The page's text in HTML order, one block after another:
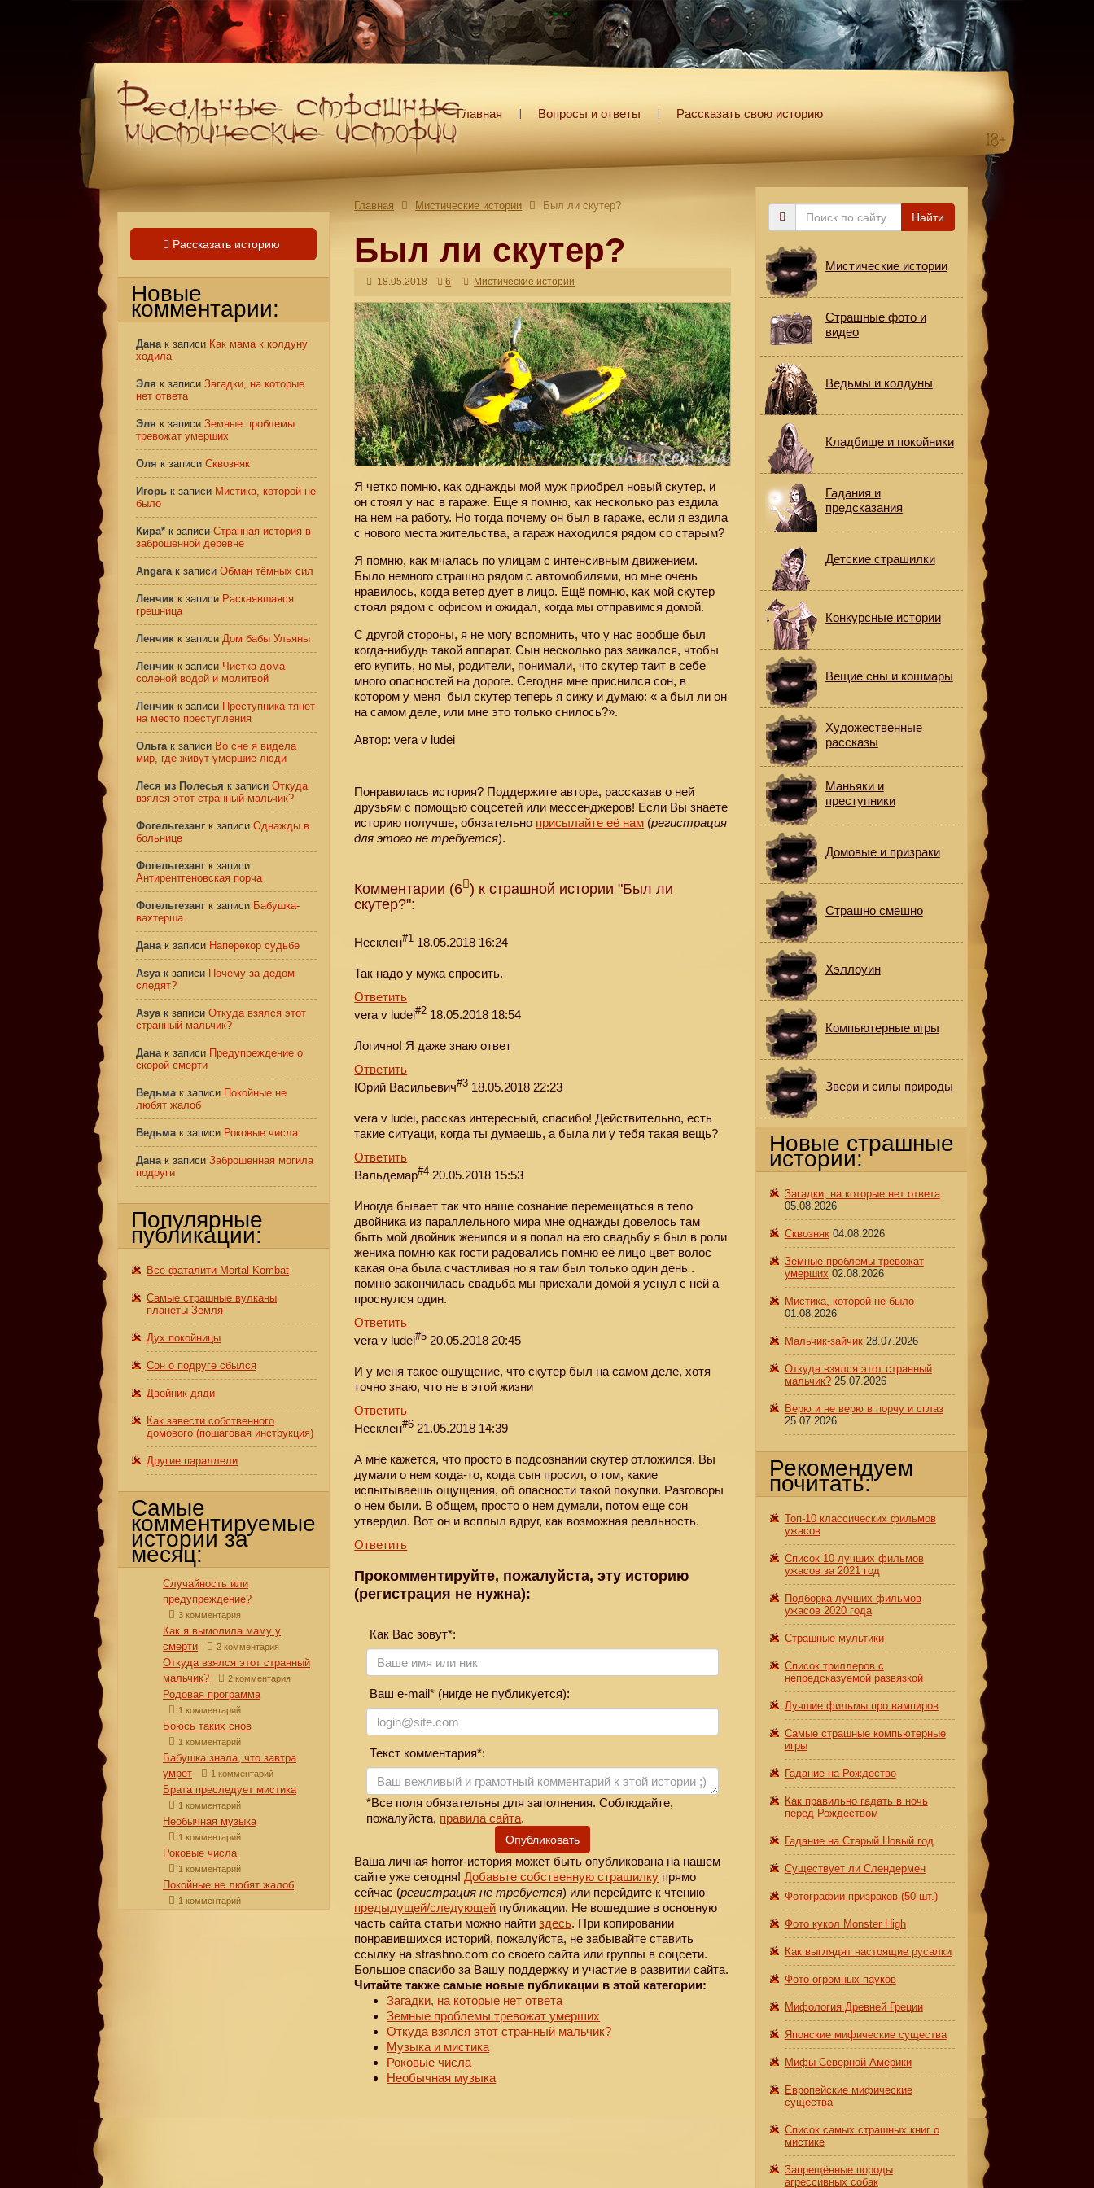
Главная Вопросы и ответы Рассказать свою историю
Главная Мистические истории Был ли скутер?
Был ли скутер?
18.05.2018 6 Мистические истории
Я четко помню, как однажды мой муж приобрел новый скутер, и
он стоял у нас в гараже. Еще я помню, как несколько раз ездила
на нем на работу. Но тогда почему он был в гараже, если я ездила
с нового места жительства, а гараж находился рядом со старым?
Я помню, как мчалась по улицам с интенсивным движением.
Было немного страшно рядом с автомобилями, но мне очень
нравилось, когда ветер дует в лицо. Ещё помню, как мой скутер
стоял рядом с офисом и ожидал, когда мы отправимся домой.
С другой стороны, я не могу вспомнить, что у нас вообще был
когда-нибудь такой аппарат. Сын несколько раз заикался, чтобы
его купить, но мы, родители, понимали, что скутер таит в себе
много опасностей на дороге. Сегодня мне приснился сон, в
котором у меня был скутер теперь я сижу и думаю: « а был ли он
на самом деле, или мне это только снилось?».
Автор: vera v ludei
Понравилась история? Поддержите автора, рассказав о ней
друзьям с помощью соцсетей или мессенджеров! Если Вы знаете
историю получше, обязательно присылайте её нам (регистрация
для этого не требуется).
Комментарии (6 ) к страшной истории "Был ли
скутер?":
Несклен#1 18.05.2018 16:24
Так надо у мужа спросить.
Ответить
vera v ludei#2 18.05.2018 18:54
Логично! Я даже знаю ответ
Ответить
Юрий Васильевич#3 18.05.2018 22:23
vera v ludei, рассказ интересный, спасибо! Действительно, есть
такие ситуаци, когда ты думаешь, а была ли у тебя такая вещь?
Ответить
Вальдемар#4 20.05.2018 15:53
Иногда бывает так что наше сознание перемещаться в тело
двойника из параллельного мира мне однажды довелось там
быть мой двойник женился и я попал на его свадьбу я был в роли
жениха помню как гости радовались помню её лицо цвет волос
какая она была счастливая но я там был только один день .
помню закончилась свадьба мы приехали домой я уснул с ней а
проснулся один.
Ответить
vera v ludei#5 20.05.2018 20:45
И у меня такое ощущение, что скутер был на самом деле, хотя
точно знаю, что не в этой жизни
Ответить
Несклен#6 21.05.2018 14:39
А мне кажется, что просто в подсознании скутер отложился. Вы
думали о нем когда-то, когда сын просил, о том, какие
испытываешь ощущения, об опасности такой покупки. Разговоры
о нем были. В общем, просто о нем думали, потом еще сон
утвердил. Вот он и всплыл вдруг, как возможная реальность.
Ответить
Прокомментируйте, пожалуйста, эту историю
(регистрация не нужна):
Как Вас зовут*:
Ваш e-mail* (нигде не публикуется):
Текст комментария*:
*Все поля обязательны для заполнения. Соблюдайте,
пожалуйста, правила сайта.
Опубликовать
Ваша личная horror-история может быть опубликована на нашем
сайте уже сегодня!Добавьте собственную страшилку прямо
сейчас (регистрация не требуется) или перейдите к чтению
предыдущей/следующей публикации. Не вошедшие в основную
часть сайта статьи можно найтиздесь. При копировании
понравившихся историй, пожалуйста, не забывайте ставить
ссылку на strashno.com со своего сайта или группы в соцсети.
Большое спасибо за Вашу поддержку и участие в развитии сайта.
Читайте также самые новые публикации в этой категории:
Загадки, на которые нет ответа
Земные проблемы тревожат умерших
Откуда взялся этот странный мальчик?
Музыка и мистика
Роковые числа
Необычная музыка
Рассказать историю
Новые
комментарии:
Данак записи Как мама к колдуну
ходила
Эля к записи Загадки, на которые
нет ответа
Эля к записи Земные проблемы
тревожат умерших
Оля к записи Сквозняк
Игорь к записи Мистика, которой не
было
Кира* к записи Странная история в
заброшенной деревне
Angaraк записи Обман тёмных сил
Ленчик к записи Раскаявшаяся
грешница
Ленчик к записи Дом бабы Ульяны
Ленчик к записи Чистка дома
соленой водой и молитвой
Ленчик к записи Преступника тянет
на место преступления
Ольгак записи Во сне я видела
мир, где живут умершие люди
Леся из Полесья к записи Откуда
взялся этот странный мальчик?
Фогельгезанг к записи Однажды в
больнице
Фогельгезанг к записи
Антирентгеновская порча
Фогельгезанг к записи Бабушка-
вахтерша
Данак записи Наперекор судьбе
Asyaк записи Почему за дедом
следят?
Asyaк записи Откуда взялся этот
странный мальчик?
Данак записи Предупреждение о
скорой смерти
Ведьмак записи Покойные не
любят жалоб
Ведьмак записи Роковые числа
Данак записи Заброшенная могила
подруги
Популярные
публикации:
Все фаталити Mortal Kombat
Самые страшные вулканы
планеты Земля
Дух покойницы
Сон о подруге сбылся
Двойник дяди
Как завести собственного
домового (пошаговая инструкция)
Другие параллели
Самые
комментируемые
истории за
месяц:
Случайность или
предупреждение?
3 комментария
Как я вымолила маму у
смерти
2 комментария
Откуда взялся этот странный
мальчик?
2 комментария
Родовая программа
1 комментарий
Боюсь таких снов
1 комментарий
Бабушка знала, что завтра
умрет
1 комментарий
Брата преследует мистика
1 комментарий
Необычная музыка
1 комментарий
Роковые числа
1 комментарий
Покойные не любят жалоб
1 комментарий
Поиск
Найти
Мистические истории
Страшные фото и
видео
Ведьмы и колдуны
Кладбище и покойники
Гадания и
предсказания
Детские страшилки
Конкурсные истории
Вещие сны и кошмары
Художественные
рассказы
Маньяки и
преступники
Домовые и призраки
Страшно смешно
Хэллоуин
Компьютерные игры
Звери и силы природы
Новые страшные
истории:
Загадки, на которые нет ответа
05.08.2026
Сквозняк 04.08.2026
Земные проблемы тревожат
умерших 02.08.2026
Мистика, которой не было
01.08.2026
Мальчик-зайчик 28.07.2026
Откуда взялся этот странный
мальчик? 25.07.2026
Верю и не верю в порчу и сглаз
25.07.2026
Рекомендуем
почитать:
Топ-10 классических фильмов
ужасов
Список 10 лучших фильмов
ужасов за 2021 год
Подборка лучших фильмов
ужасов 2020 года
Страшные мультики
Список триллеров с
непредсказуемой развязкой
Лучшие фильмы про вампиров
Самые страшные компьютерные
игры
Гадание на Рождество
Как правильно гадать в ночь
перед Рождеством
Гадание на Старый Новый год
Существует ли Слендермен
Фотографии призраков (50 шт.)
Фото кукол Monster High
Как выглядят настоящие русалки
Фото огромных пауков
Мифология Древней Греции
Японские мифические существа
Мифы Северной Америки
Европейские мифические
существа
Список самых страшных книг о
мистике
Запрещённые породы
агрессивных собак